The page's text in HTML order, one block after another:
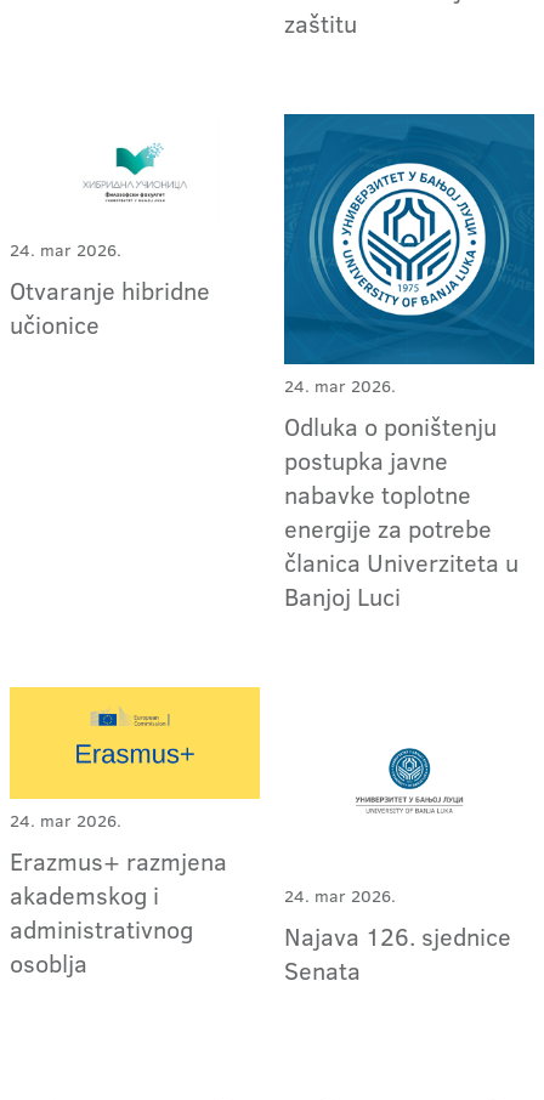
zaštitu
24. mar 2026.
Otvaranje hibridne
učionice
24. mar 2026.
Odluka o poništenju
postupka javne
nabavke toplotne
energije za potrebe
članica Univerziteta u
Banjoj Luci
24. mar 2026.
Erazmus+ razmjena
akademskog i
administrativnog
osoblja
24. mar 2026.
Najava 126. sjednice
Senata